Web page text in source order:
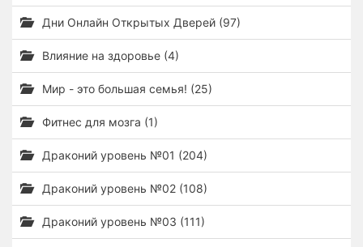
Дни Онлайн Открытых Дверей (97)
Влияние на здоровье (4)
Мир - это большая семья! (25)
Фитнес для мозга (1)
Драконий уровень №01 (204)
Драконий уровень №02 (108)
Драконий уровень №03 (111)